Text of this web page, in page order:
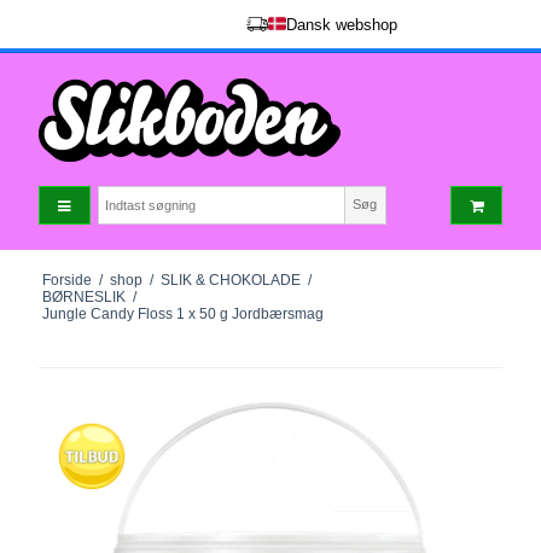
Dansk webshop
Søg
Forside / shop / SLIK & CHOKOLADE /
BØRNESLIK /
Jungle Candy Floss 1 x 50 g Jordbærsmag